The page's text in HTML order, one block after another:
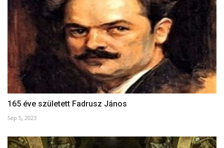
165 éve született Fadrusz János
Sep 5, 2023